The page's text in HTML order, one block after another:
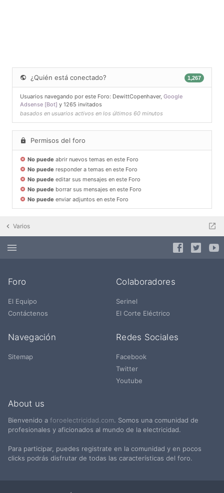
¿Quién está conectado? 1,267
Usuarios navegando por este Foro: DewittCopenhaver, Google
Adsense [Bot] y 1265 invitados
basados en usuarios activos en los últimos 60 minutos
Permisos del foro
No puede abrir nuevos temas en este Foro
No puede responder a temas en este Foro
No puede editar sus mensajes en este Foro
No puede borrar sus mensajes en este Foro
No puede enviar adjuntos en este Foro
Varios
Foro
El Equipo
Contáctenos
Colaboradores
Serinel
El Corte Eléctrico
Navegación
Sitemap
Redes Sociales
Facebook
Twitter
Youtube
About us
Bienvenido a foroelectricidad.com. Somos una comunidad de
profesionales y aficionados al mundo de la electricidad.
Para participar, puedes registrate en la comunidad y en pocos
clicks podrás disfrutar de todas las características del foro.